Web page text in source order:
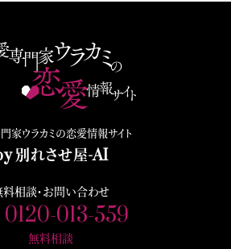
家ウラカミの恋愛情報サイト
別れさせ屋-AI
料相談・お問い合わせ
0120-013-559
無料相談